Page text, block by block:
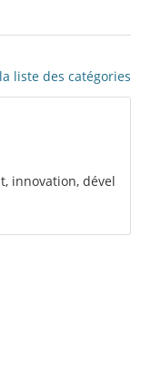
liste des catégories
innovation, dével